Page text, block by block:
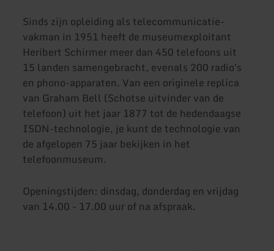
Sinds zijn opleiding als telecommunicatie-
vakman in 1951 heeft de museumexploitant
Heribert Schirmer meer dan 450 telefoons uit
15 landen samengebracht, evenals 200 radio's
en phono-apparaten. Van een originele replica
van Graham Bell (Schotse uitvinder van de
telefoon) uit het jaar 1877 tot de hedendaagse
ISDN-technologie, je kunt de technologie van
de afgelopen 75 jaar bekijken in het
telefoonmuseum.
Openingstijden: dinsdag, donderdag en vrijdag
van 14.00 - 17.00 uur of na afspraak.